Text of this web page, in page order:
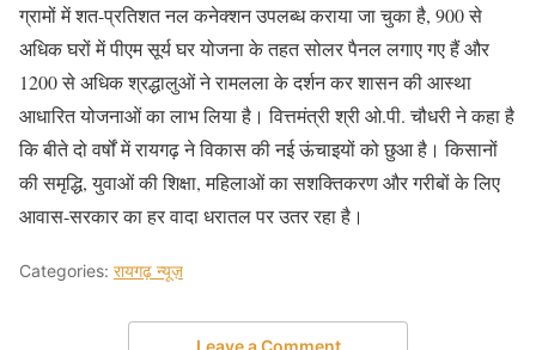
ग्रामों में शत-प्रतिशत नल कनेक्शन उपलब्ध कराया जा चुका है, 900 से
अधिक घरों में पीएम सूर्य घर योजना के तहत सोलर पैनल लगाए गए हैं और
1200 से अधिक श्रद्धालुओं ने रामलला के दर्शन कर शासन की आस्था
आधारित योजनाओं का लाभ लिया है। वित्तमंत्री श्री ओ.पी. चौधरी ने कहा है
कि बीते दो वर्षों में रायगढ़ ने विकास की नई ऊंचाइयों को छुआ है। किसानों
की समृद्धि, युवाओं की शिक्षा, महिलाओं का सशक्तिकरण और गरीबों के लिए
आवास-सरकार का हर वादा धरातल पर उतर रहा है।
Categories: रायगढ़ न्यूज़
Leave a Comment